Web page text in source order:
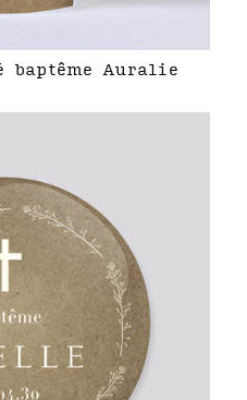
baptême Auralie